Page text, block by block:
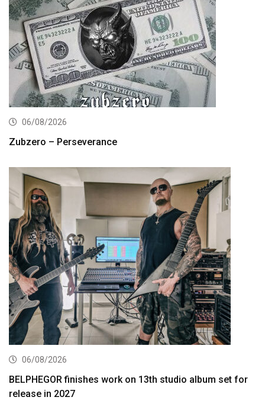
06/08/2026
Zubzero – Perseverance
06/08/2026
BELPHEGOR finishes work on 13th studio album set for
release in 2027